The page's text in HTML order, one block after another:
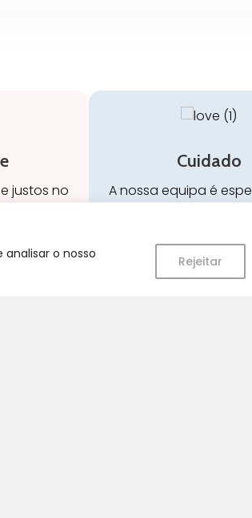
o nosso
Rejeitar
justos no
Cuidado
A nossa equipa é
em cuidados para a